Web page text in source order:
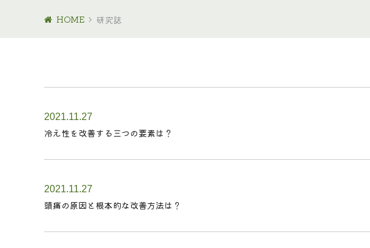
HOME 研究誌
2021.11.27
冷え性を改善する三つの要素は？
2021.11.27
頭痛の原因と根本的な改善方法は？